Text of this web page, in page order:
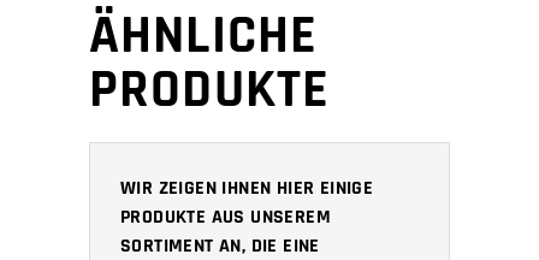
ÄHNLICHE
PRODUKTE
WIR ZEIGEN IHNEN HIER EINIGE
PRODUKTE AUS UNSEREM
SORTIMENT AN, DIE EINE